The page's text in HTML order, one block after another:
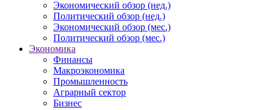
Экономический обзор (нед.)
Политический обзор (нед.)
Экономический обзор (мес.)
Политический обзор (мес.)
Экономика
Финансы
Макроэкономика
Промышленность
Аграрный сектор
Бизнес